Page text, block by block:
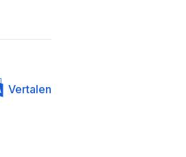
Vertalen